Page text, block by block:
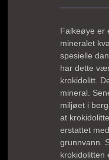
Falkeøye er
mineralet
spesielle
har dette
krokidolitt.
mineral.
miljøet i
at
erstattet
grunnvann.
krokidolitten